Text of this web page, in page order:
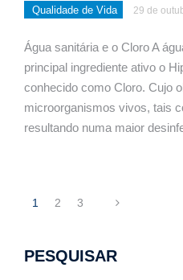
Qualidade de Vida 29 de
Água sanitária e o Cloro A
principal ingrediente ativo o
conhecido como Cloro. Cujo
microorganismos vivos, tais
resultando numa maior
1 2 3
PESQUISAR